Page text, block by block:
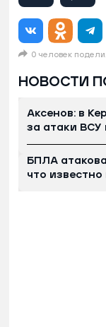
0 человек
НОВОСТИ
Аксенов: в
за атаки
БПЛА
что